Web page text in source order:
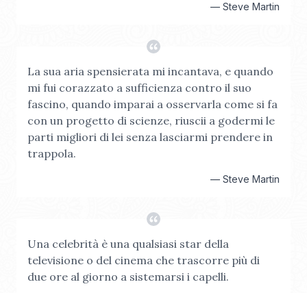
— Steve Martin
La sua aria spensierata mi incantava, e quando
mi fui corazzato a sufficienza contro il suo
fascino, quando imparai a osservarla come si fa
con un progetto di scienze, riuscii a godermi le
parti migliori di lei senza lasciarmi prendere in
trappola.
— Steve Martin
Una celebrità è una qualsiasi star della
televisione o del cinema che trascorre più di
due ore al giorno a sistemarsi i capelli.